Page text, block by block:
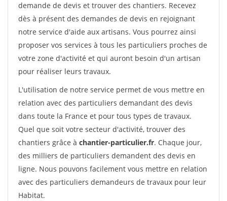
demande de devis et trouver des chantiers. Recevez
dès à présent des demandes de devis en rejoignant
notre service d'aide aux artisans. Vous pourrez ainsi
proposer vos services à tous les particuliers proches de
votre zone d'activité et qui auront besoin d'un artisan
pour réaliser leurs travaux.
L'utilisation de notre service permet de vous mettre en
relation avec des particuliers demandant des devis
dans toute la France et pour tous types de travaux.
Quel que soit votre secteur d'activité, trouver des
chantiers grâce à chantier-particulier.fr. Chaque jour,
des milliers de particuliers demandent des devis en
ligne. Nous pouvons facilement vous mettre en relation
avec des particuliers demandeurs de travaux pour leur
Habitat.